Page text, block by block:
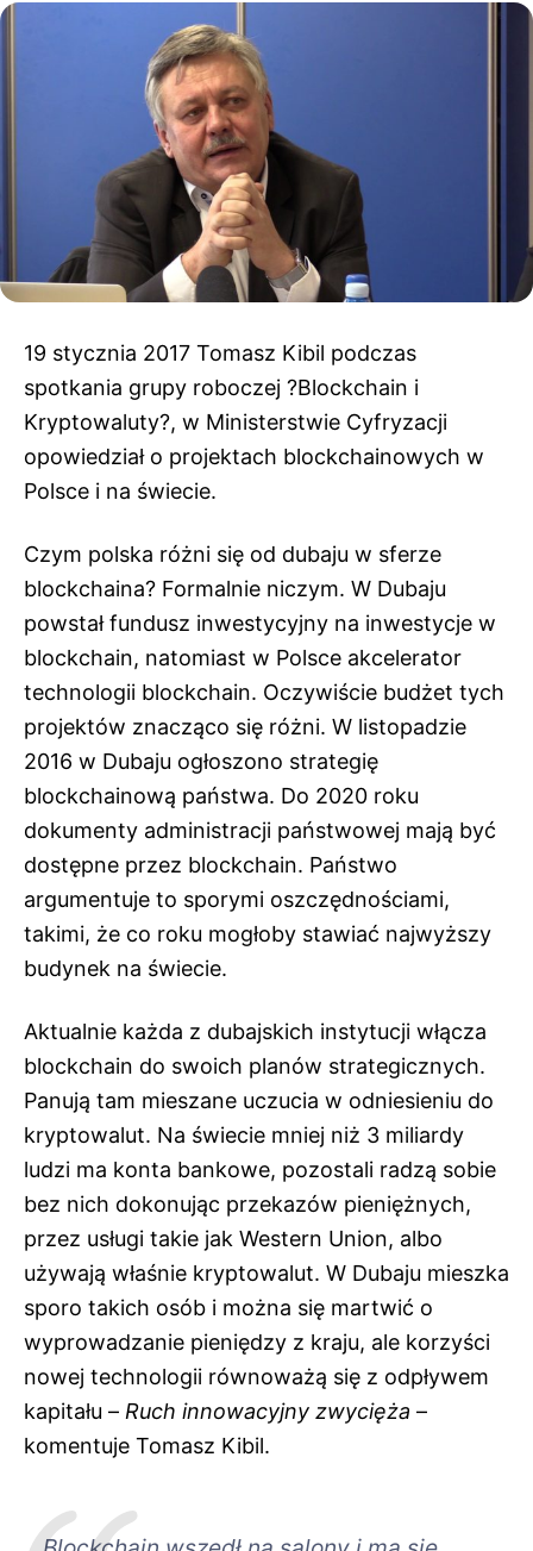
19 stycznia 2017 Tomasz Kibil podczas
spotkania grupy roboczej ?Blockchain i
Kryptowaluty?, w Ministerstwie Cyfryzacji
opowiedział o projektach blockchainowych w
Polsce i na świecie.
Czym polska różni się od dubaju w sferze
blockchaina? Formalnie niczym. W Dubaju
powstał fundusz inwestycyjny na inwestycje w
blockchain, natomiast w Polsce akcelerator
technologii blockchain. Oczywiście budżet tych
projektów znacząco się różni. W listopadzie
2016 w Dubaju ogłoszono strategię
blockchainową państwa. Do 2020 roku
dokumenty administracji państwowej mają być
dostępne przez blockchain. Państwo
argumentuje to sporymi oszczędnościami,
takimi, że co roku mogłoby stawiać najwyższy
budynek na świecie.
Aktualnie każda z dubajskich instytucji włącza
blockchain do swoich planów strategicznych.
Panują tam mieszane uczucia w odniesieniu do
kryptowalut. Na świecie mniej niż 3 miliardy
ludzi ma konta bankowe, pozostali radzą sobie
bez nich dokonując przekazów pieniężnych,
przez usługi takie jak Western Union, albo
używają właśnie kryptowalut. W Dubaju mieszka
sporo takich osób i można się martwić o
wyprowadzanie pieniędzy z kraju, ale korzyści
nowej technologii równoważą się z odpływem
kapitału – Ruch innowacyjny zwycięża –
komentuje Tomasz Kibil.